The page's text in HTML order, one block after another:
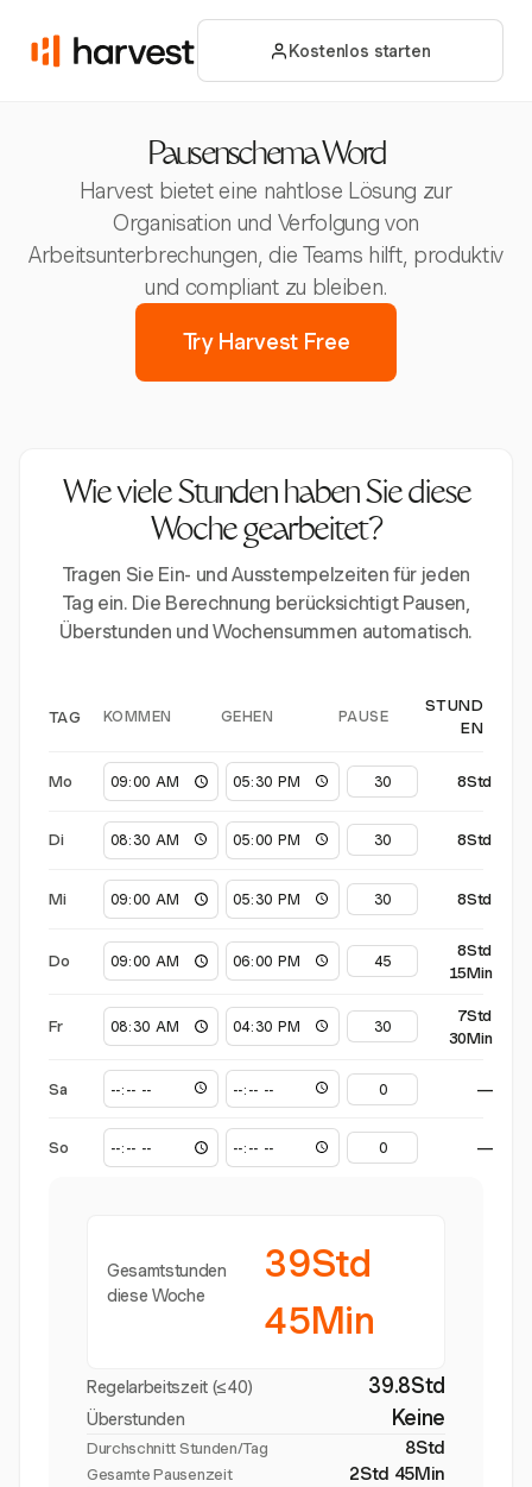
Kostenlos starten
Pausenschema Word
Harvest bietet eine nahtlose Lösung zur
Organisation und Verfolgung von
Arbeitsunterbrechungen, die Teams hilft, produktiv
und compliant zu bleiben.
Try Harvest Free
Wie viele Stunden haben Sie diese
Woche gearbeitet?
Tragen Sie Ein- und Ausstempelzeiten für jeden
Tag ein. Die Berechnung berücksichtigt Pausen,
Überstunden und Wochensummen automatisch.
TAG KOMMEN GEHEN PAUSE
STUND
EN
Mo 8Std
Di 8Std
Mi 8Std
Do
8Std
15Min
Fr
7Std
30Min
Sa —
So —
Gesamtstunden
diese Woche
39Std
45Min
Regelarbeitszeit (≤40) 39.8Std
Überstunden Keine
Durchschnitt Stunden/Tag 8Std
Gesamte Pausenzeit 2Std 45Min